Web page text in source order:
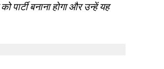
पार्टी बनाना होगा और उन्हें यह